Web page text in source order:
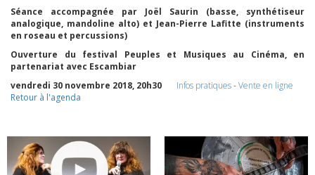
Séance accompagnée par Joël Saurin (basse, synthétiseur
analogique, mandoline alto) et Jean-Pierre Lafitte (instruments
en roseau et percussions)
Ouverture du festival Peuples et Musiques au Cinéma, en
partenariat avec Escambiar
vendredi 30 novembre 2018, 20h30
Infos pratiques-Vente en ligne
Retour à l'agenda